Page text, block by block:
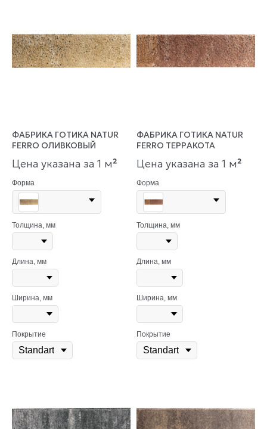
ФАБРИКА ГОТИКА NATUR
FERRO ОЛИВКОВЫЙ
Цена указана за 1 м²
Форма
Толщина, мм
Длина, мм
Ширина, мм
Покрытие
ФАБРИКА ГОТИКА NATUR
FERRO ТЕРРАКОТА
Цена указана за 1 м²
Форма
Толщина, мм
Длина, мм
Ширина, мм
Покрытие